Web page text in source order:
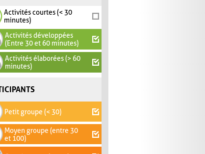
Activités courtes (< 30
minutes)
Activités développées
(Entre 30 et 60 minutes)
Activités élaborées (> 60
minutes)
Petit groupe (< 30)
Moyen groupe (entre 30
et 100)